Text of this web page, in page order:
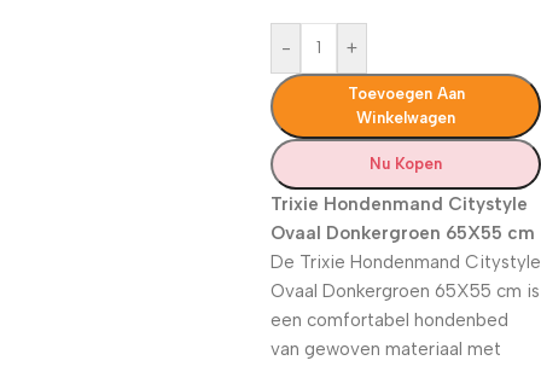
- +
Toevoegen Aan
Winkelwagen
Nu Kopen
Trixie Hondenmand Citystyle
Ovaal Donkergroen 65X55 cm
De Trixie Hondenmand Citystyle
Ovaal Donkergroen 65X55 cm is
een comfortabel hondenbed
van gewoven materiaal met